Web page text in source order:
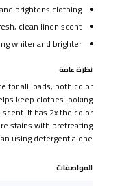
brightens clothing
clean linen scent
whiter and brighter
نظرة عامة
for all loads, both color
keep clothes looking
It has 2x the color
stains with pretreating
using detergent alone.
المواصفات